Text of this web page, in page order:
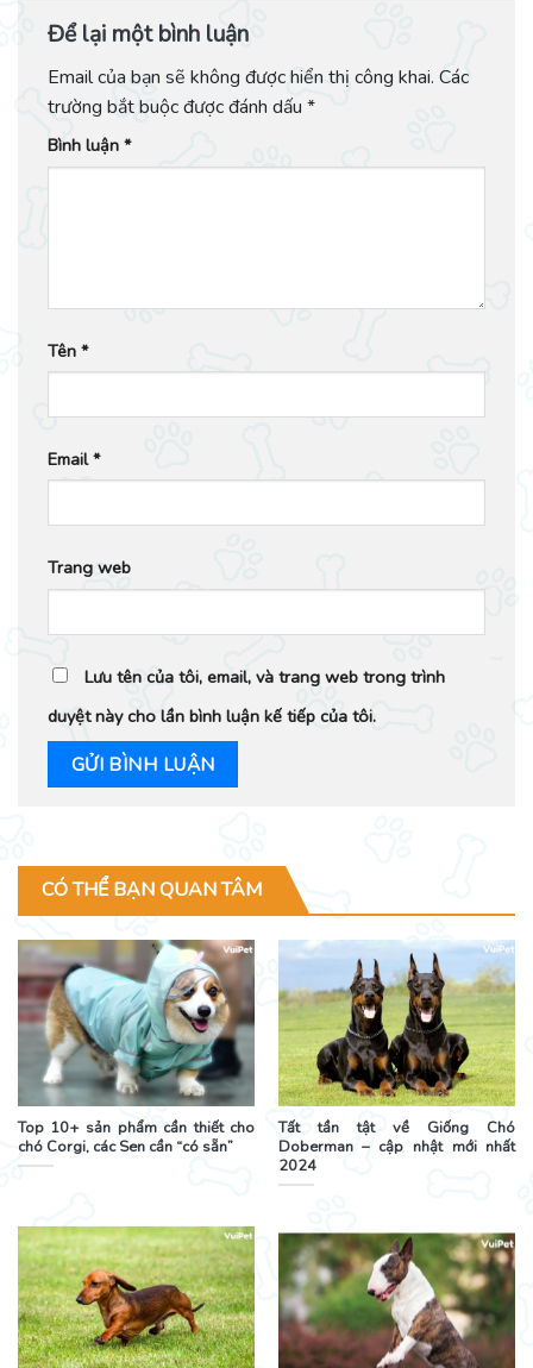
Để lại một bình luận
Email của bạn sẽ không được hiển thị công khai. Các
trường bắt buộc được đánh dấu *
Bình luận *
Tên *
Email*
Trang web
Lưu tên của tôi, email, và trang web trong trình
duyệt này cho lần bình luận kế tiếp của tôi.
CÓ THỂ BẠN QUAN TÂM
Top 10+ sản phẩm cần thiết cho
chó Corgi, các Sen cần “có sẵn”
Tất tần tật về Giống Chó
Doberman – cập nhật mới nhất
2024